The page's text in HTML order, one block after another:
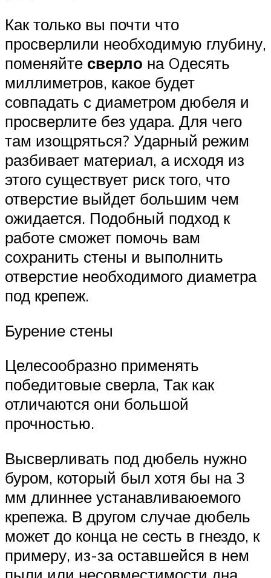
Как только вы почти что
просверлили необходимую глубину,
поменяйте сверло на Oдесять
миллиметров, какое будет
совпадать с диаметром дюбеля и
просверлите без удара. Для чего
там изощряться? Ударный режим
разбивает материал, а исходя из
этого существует риск того, что
отверстие выйдет большим чем
ожидается. Подобный подход к
работе сможет помочь вам
сохранить стены и выполнить
отверстие необходимого диаметра
под крепеж.
Бурение стены
Целесообразно применять
победитовые сверла, Так как
отличаются они большой
прочностью.
Высверливать под дюбель нужно
буром, который был хотя бы на 3
мм длиннее устанавливаюемого
крепежа. В другом случае дюбель
может до конца не сесть в гнездо, к
примеру, из-за оставшейся в нем